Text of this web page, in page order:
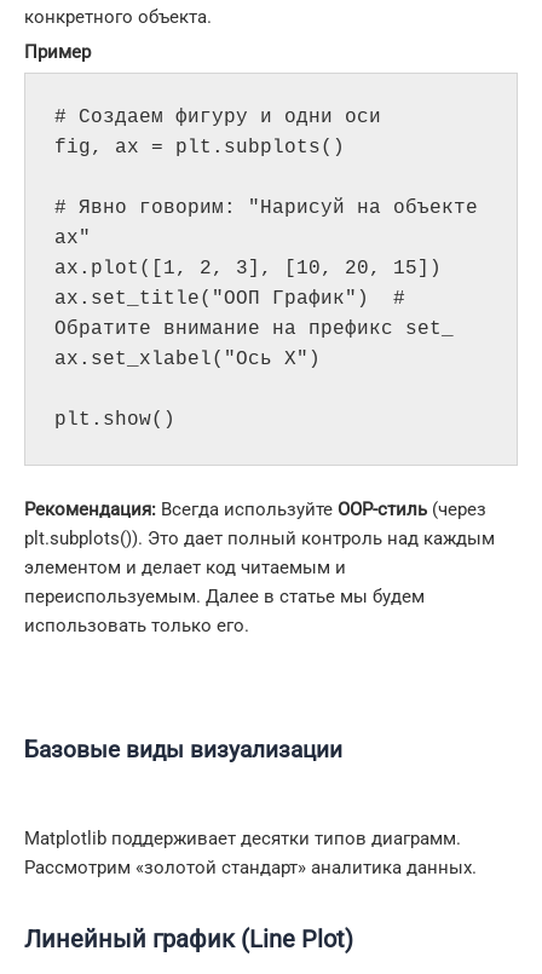
конкретного объекта.
Пример
# Создаем фигуру и одни оси
fig, ax = plt.subplots()
# Явно говорим: "Нарисуй на объекте
ax"
ax.plot([1, 2, 3], [10, 20, 15])
ax.set_title("ООП График")  #
Обратите внимание на префикс set_
ax.set_xlabel("Ось X")
plt.show()
Рекомендация: Всегда используйте OOP-стиль (через
plt.subplots()). Это дает полный контроль над каждым
элементом и делает код читаемым и
переиспользуемым. Далее в статье мы будем
использовать только его.
Базовые виды визуализации
Matplotlib поддерживает десятки типов диаграмм.
Рассмотрим «золотой стандарт» аналитика данных.
Линейный график (Line Plot)